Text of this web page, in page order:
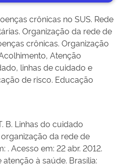
crônicas no SUS. Rede
Organização da rede de
crônicas. Organização
Atenção
linhas de cuidado e
de risco. Educação
B. Linhas do cuidado
da rede de
. Acesso em: 22 abr. 2012.
atenção à saúde. Brasília: